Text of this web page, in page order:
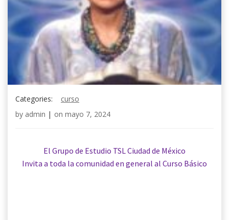
Categories:
curso
by admin | on mayo 7, 2024
El Grupo de Estudio TSL Ciudad de México
Invita a toda la comunidad en general al Curso Básico